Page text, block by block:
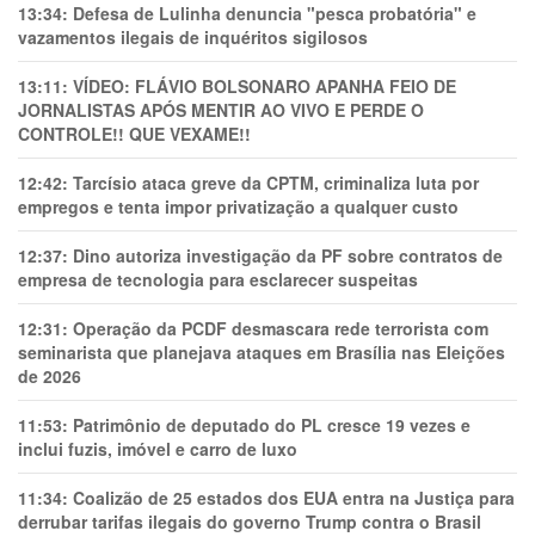
13:34: Defesa de Lulinha denuncia "pesca probatória" e
vazamentos ilegais de inquéritos sigilosos
13:11: VÍDEO: FLÁVIO BOLSONARO APANHA FEIO DE
JORNALISTAS APÓS MENTIR AO VIVO E PERDE O
CONTROLE!! QUE VEXAME!!
12:42: Tarcísio ataca greve da CPTM, criminaliza luta por
empregos e tenta impor privatização a qualquer custo
12:37: Dino autoriza investigação da PF sobre contratos de
empresa de tecnologia para esclarecer suspeitas
12:31: Operação da PCDF desmascara rede terrorista com
seminarista que planejava ataques em Brasília nas Eleições
de 2026
11:53: Patrimônio de deputado do PL cresce 19 vezes e
inclui fuzis, imóvel e carro de luxo
11:34: Coalizão de 25 estados dos EUA entra na Justiça para
derrubar tarifas ilegais do governo Trump contra o Brasil